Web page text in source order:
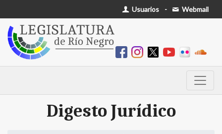
Usuarios - Webmail
Digesto Jurídico